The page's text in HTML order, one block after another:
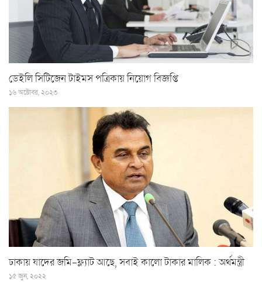
ডেইলি সিটিজেন টাইমস পত্রিকায় নিয়োগ বিজ্ঞপ্তি
১৬ অক্টোবর, ২০২৩
ঢাকায় যাদের জমি-ফ্ল্যাট আছে, সবাই কালো টাকার মালিক : অর্থমন্ত্রী
১৫ জুন, ২০২২